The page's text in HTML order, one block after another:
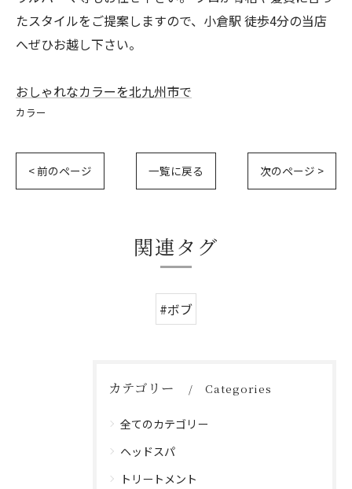
たスタイルをご提案しますので、小倉駅 徒歩4分の当店
へぜひお越し下さい。
おしゃれなカラーを北九州市で
カラー
< 前のページ 一覧に戻る 次のページ >
関連タグ
#ボブ
カテゴリー Categories
全てのカテゴリー
ヘッドスパ
トリートメント